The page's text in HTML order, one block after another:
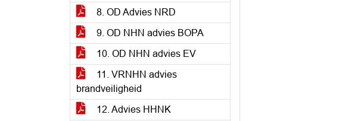
8. OD Advies NRD
9. OD NHN advies BOPA
10. OD NHN advies EV
11. VRNHN advies
brandveiligheid
12. Advies HHNK